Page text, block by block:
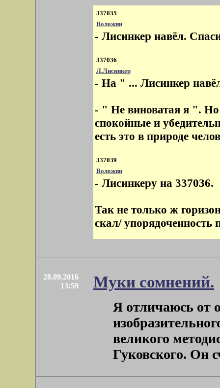
337035
Воложин
- Лисинкер навёл.
337036
Л.Лисинкер
- На " ... Лисинкер
- " Не виноватая я ".
спокойные и
есть это в природе
337039
Воложин
- Лисинкеру на 337036.
Так не только ж
скал/ упорядоченность
28.09.2016
13:59
Муки сомнений.
Я отличаюсь от
великого
Гуковского. Он